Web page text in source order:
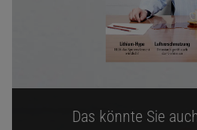
Das könnte Sie